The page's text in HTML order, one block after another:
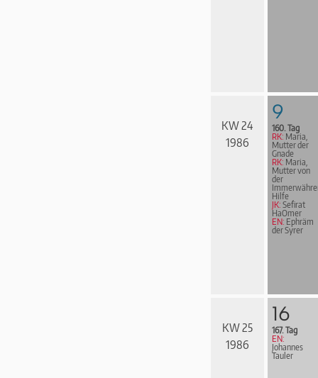
KW 24
1986
9
160. Tag
RK: Maria,
Mutter der
Gnade
RK: Maria,
Mutter von
der
Hilfe
JK: Sefirat
HaOmer
EN: Ephräm
der Syrer
KW 25
1986
16
167. Tag
EN:
Johannes
Tauler